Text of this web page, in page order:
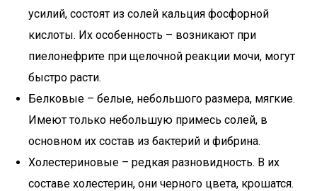
усилий, состоят из солей кальция фосфорной
кислоты. Их особенность – возникают при
пиелонефрите при щелочной реакции мочи, могут
быстро расти.
Белковые – белые, небольшого размера, мягкие.
Имеют только небольшую примесь солей, в
основном их состав из бактерий и фибрина.
Холестериновые – редкая разновидность. В их
составе холестерин, они черного цвета, крошатся.